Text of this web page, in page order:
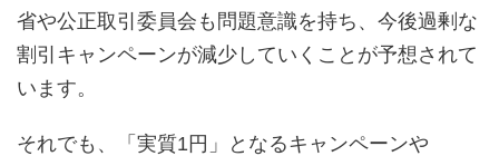
省や公正取引委員会も問題意識を持ち、今後過剰な
割引キャンペーンが減少していくことが予想されて
います。
それでも、「実質1円」となるキャンペーンや